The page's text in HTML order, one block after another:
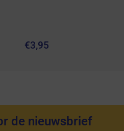
€3,95
de nieuwsbrief